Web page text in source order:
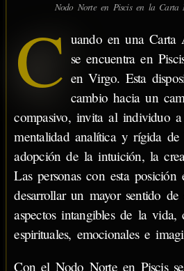
Nodo Norte en Piscis en la Carta
C uando en una Carta
se encuentra en
en Virgo. Esta
cambio hacia un
compasivo, invita al individuo
mentalidad analítica y rígida
adopción de la intuición, la
Las personas con esta posición
desarrollar un mayor sentido
aspectos intangibles de la vida,
espirituales, emocionales e
Con el Nodo Norte en Piscis